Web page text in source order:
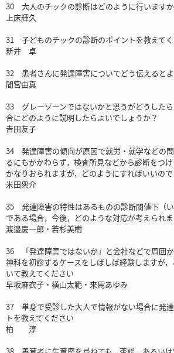
30 大人のチックの診断はどのように行いますか
上床輝久
31 子どものチックの診断のポイントを教えて
新井 卓
32 患者さんに発達障害についてどう伝えると
間宮由真
33 グレーゾーンではないかと思うがどうした
合にどのように説明したらよいでしょうか？
𠮷田友子
34 発達障害の傾向が原因で就労・就学などの
るにもかかわらず，検査所見などから診断をつ
かなりおられますが，どのようにすればいいの
米田衆介
35 発達障害の特性はあるものの診断閾値下（い
である場合，今後，どのような対応が考えられ
渡邉慶一郎・若杉美樹
36 「発達障害ではないか」と会社などで周囲
神科を初診するケースをしばしば経験しますが
いて教えてください
早坂麻衣子・横山太範・来馬あゆみ
37 単身で受診した大人で情報がない場合に発
トを教えてください
柏 淳